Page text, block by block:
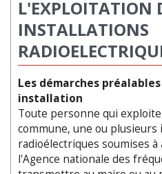
L'EXPLOITATION
INSTALLATIONS
Les démarches
installation
Toute personne qui
commune, une ou plusieurs
radioélectriques soumises à
l'Agence nationale des